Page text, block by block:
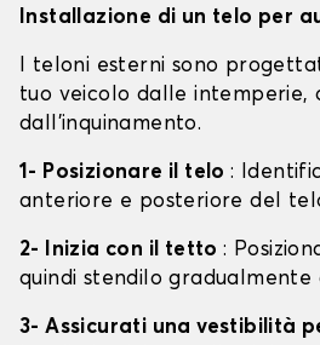
Installazione di un telo per
I teloni esterni sono
tuo veicolo dalle intemperie,
dall'inquinamento.
1- Posizionare il telo:
anteriore e posteriore del
2- Inizia con il tetto:
quindi stendilo gradualmente
3- Assicurati una vestibilità